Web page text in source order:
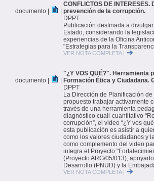
documento |
CONFLICTOS DE
prevención de la corrupción.
DPPT
Publicación destinada a
Estado, considerando la
experiencias de la Oficina
"Estrategias para la
VER NOTA COMPLETA |
documento |
"¿Y VOS QUÉ?". Herramienta
Formación Ética y Ciudadana.
DPPT
La Dirección de Planificación
propuesto trabajar activamente
través de una herramienta
diagnóstico cuali-cuantitativo
corrupción”, el video “¿Y vos
esta publicación es asistir a
como los valores ciudadanos y
como complemento del video
integra el Proyecto
(Proyecto ARG/05/013),
Desarrollo (PNUD) y la
VER NOTA COMPLETA |